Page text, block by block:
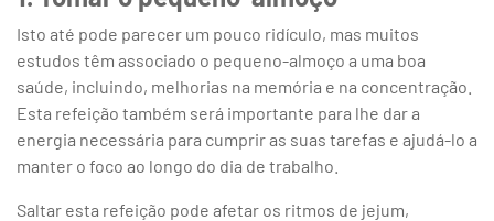
Isto até pode parecer um pouco ridículo, mas muitos
estudos têm associado o pequeno-almoço a uma boa
saúde, incluindo, melhorias na memória e na concentração.
Esta refeição também será importante para lhe dar a
energia necessária para cumprir as suas tarefas e ajudá-lo a
manter o foco ao longo do dia de trabalho.
Saltar esta refeição pode afetar os ritmos de jejum,